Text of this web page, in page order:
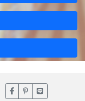
臉書分享(另開新視窗)
噗浪分享(另開新
Line分享(另